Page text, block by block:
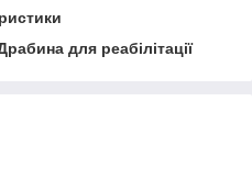
для реабілітації